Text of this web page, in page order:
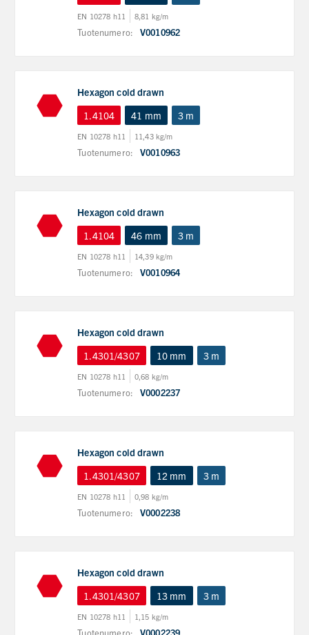
EN 10278 h11 8,81 kg/m
Tuotenumero: V0010962
Hexagon cold drawn
1.4104
41 mm 3 m
EN 10278 h11 11,43 kg/m
Tuotenumero: V0010963
Hexagon cold drawn
1.4104
46 mm 3 m
EN 10278 h11 14,39 kg/m
Tuotenumero: V0010964
Hexagon cold drawn
1.4301/4307
10 mm 3 m
EN 10278 h11 0,68 kg/m
Tuotenumero: V0002237
Hexagon cold drawn
1.4301/4307
12 mm 3 m
EN 10278 h11 0,98 kg/m
Tuotenumero: V0002238
Hexagon cold drawn
1.4301/4307
13 mm 3 m
EN 10278 h11 1,15 kg/m
Tuotenumero: V0002239